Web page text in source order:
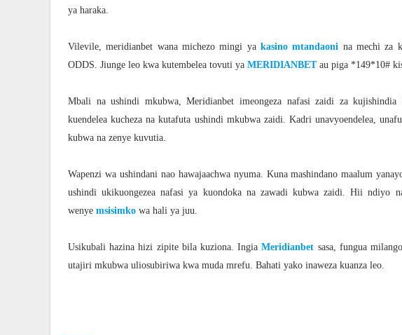
ya haraka.
Vilevile, meridianbet wana michezo mingi ya kasino mtandaoni na mechi za
ODDS. Jiunge leo kwa kutembelea tovuti ya MERIDIANBETau piga *149*10#
Mbali na ushindi mkubwa, Meridianbet imeongeza nafasi zaidi za kujishindia
kuendelea kucheza na kutafuta ushindi mkubwa zaidi. Kadri unavyoendelea,
kubwa na zenye kuvutia.
Wapenzi wa ushindani nao hawajaachwa nyuma. Kuna mashindano maalum
ushindi ukikuongezea nafasi ya kuondoka na zawadi kubwa zaidi. Hii ndiyo
wenye msisimko wa hali ya juu.
Usikubali hazina hizi zipite bila kuziona. IngiaMeridianbet sasa, fungua
utajiri mkubwa uliosubiriwa kwa muda mrefu. Bahati yako inaweza kuanza leo.